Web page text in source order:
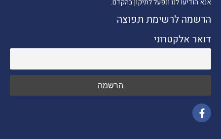
אנא הודיעו לנו ונפעל לתיקון בהקדם.
הרשמה לרשימת תפוצה
דואר אלקטרוני